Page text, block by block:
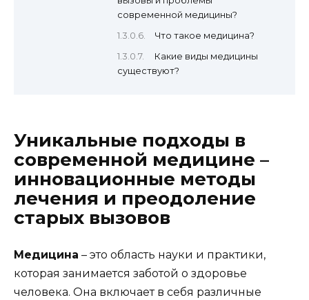
современной медицины?
Что такое медицина?
Какие виды медицины
существуют?
Уникальные подходы в
современной медицине –
инновационные методы
лечения и преодоление
старых вызовов
Медицина – это область науки и практики,
которая занимается заботой о здоровье
человека. Она включает в себя различные